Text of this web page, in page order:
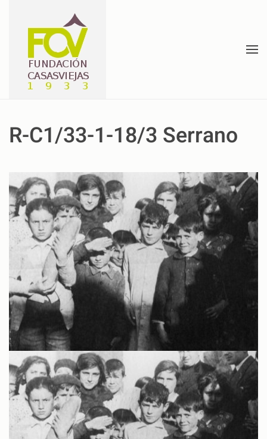
Skip to main content
R-C1/33-1-18/3 Serrano